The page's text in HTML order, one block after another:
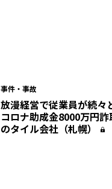
事件・事故
放漫経営で従業員が続々
コロナ助成金8000万円
のタイル会社（札幌）